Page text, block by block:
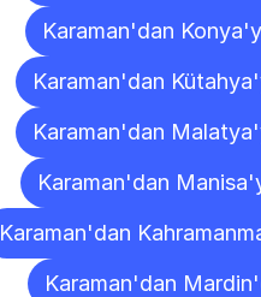
Karaman'dan
Karaman'dan
Karaman'dan
Karaman'dan
Karaman'dan
Karaman'dan